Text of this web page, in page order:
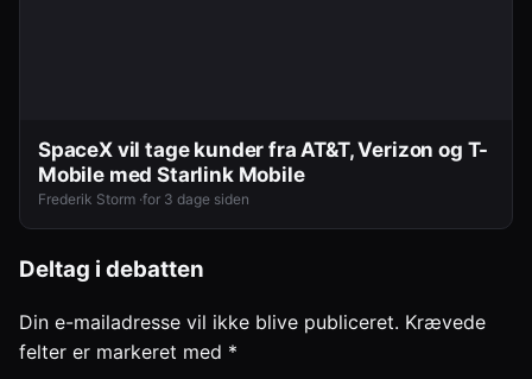
SpaceX vil tage kunder fra AT&T, Verizon og T-
Mobile med Starlink Mobile
Frederik Storm ·for 3 dage siden
Deltag i debatten
Din e-mailadresse vil ikke blive publiceret. Krævede
felter er markeret med *